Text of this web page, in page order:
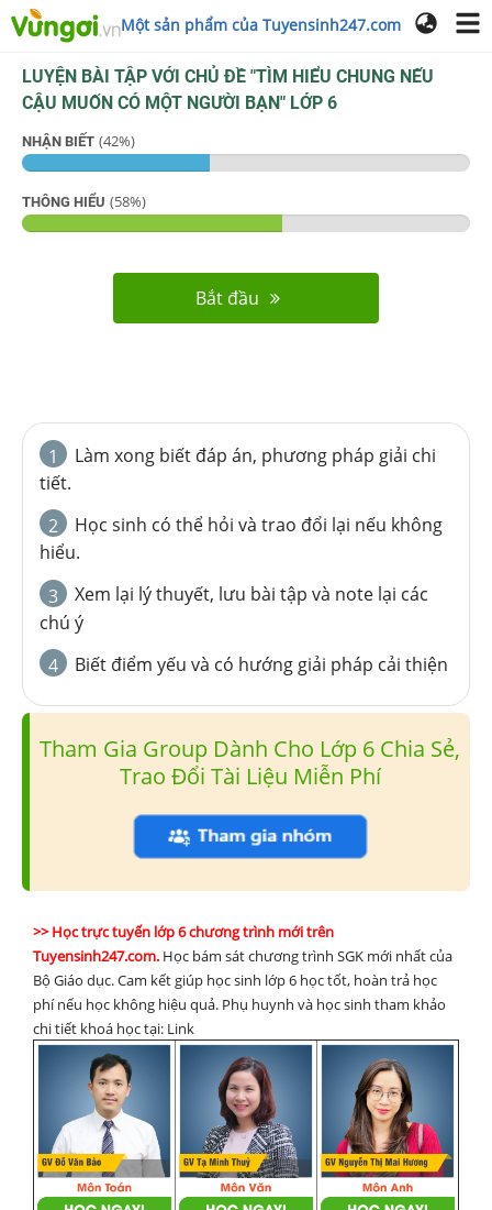
Một sản phẩm của Tuyensinh247.com
LUYỆN BÀI TẬP VỚI CHỦ ĐỀ "TÌM HIỂU CHUNG NẾU
CẬU MUỐN CÓ MỘT NGƯỜI BẠN" LỚP 6
NHẬN BIẾT (42%)
THÔNG HIỂU (58%)
Bắt đầu
1
Làm xong biết đáp án, phương pháp giải chi
tiết.
2
Học sinh có thể hỏi và trao đổi lại nếu không
hiểu.
3
Xem lại lý thuyết, lưu bài tập và note lại các
chú ý
4
Biết điểm yếu và có hướng giải pháp cải thiện
Tham Gia Group Dành Cho Lớp 6 Chia Sẻ,
Trao Đổi Tài Liệu Miễn Phí
>> Học trực tuyến lớp 6 chương trình mới trên
Tuyensinh247.com. Học bám sát chương trình SGK mới nhất của
Bộ Giáo dục. Cam kết giúp học sinh lớp 6 học tốt, hoàn trả học
phí nếu học không hiệu quả. Phụ huynh và học sinh tham khảo
chi tiết khoá học tại: Link